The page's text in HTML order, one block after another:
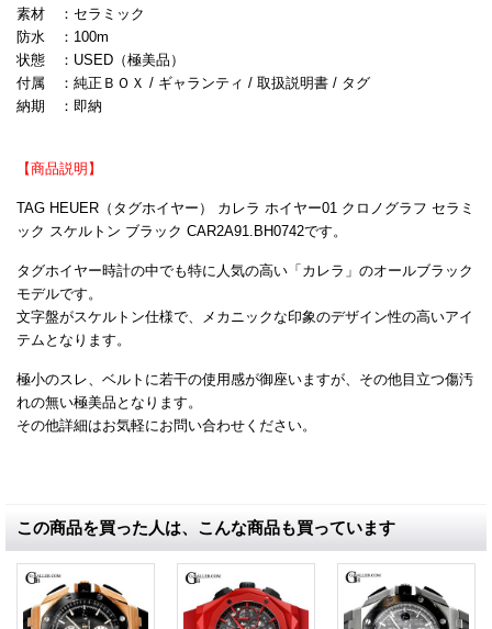
素材 ：セラミック
防水 ：100m
状態 ：USED（極美品）
付属 ：純正ＢＯＸ / ギャランティ / 取扱説明書 / タグ
納期 ：即納
【商品説明】
TAG HEUER（タグホイヤー） カレラ ホイヤー01 クロノグラフ セラミ
ック スケルトン ブラック CAR2A91.BH0742です。
タグホイヤー時計の中でも特に人気の高い「カレラ」のオールブラック
モデルです。
文字盤がスケルトン仕様で、メカニックな印象のデザイン性の高いアイ
テムとなります。
極小のスレ、ベルトに若干の使用感が御座いますが、その他目立つ傷汚
れの無い極美品となります。
その他詳細はお気軽にお問い合わせください。
この商品を買った人は、こんな商品も買っています